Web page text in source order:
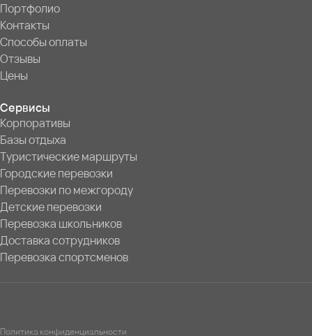
Портфолио
Контакты
Способы оплаты
Отзывы
Цены
Сервисы
Корпоративы
Базы отдыха
Туристические маршруты
Городские перевозки
Перевозки по межгороду
Детские перевозки
Перевозка школьников
Доставка сотрудников
Перевозка спортсменов
Политика конфиденциальности